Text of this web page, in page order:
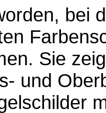
bei
Sie
und